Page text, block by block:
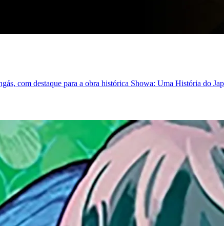
com destaque para a obra histórica Showa: Uma História do